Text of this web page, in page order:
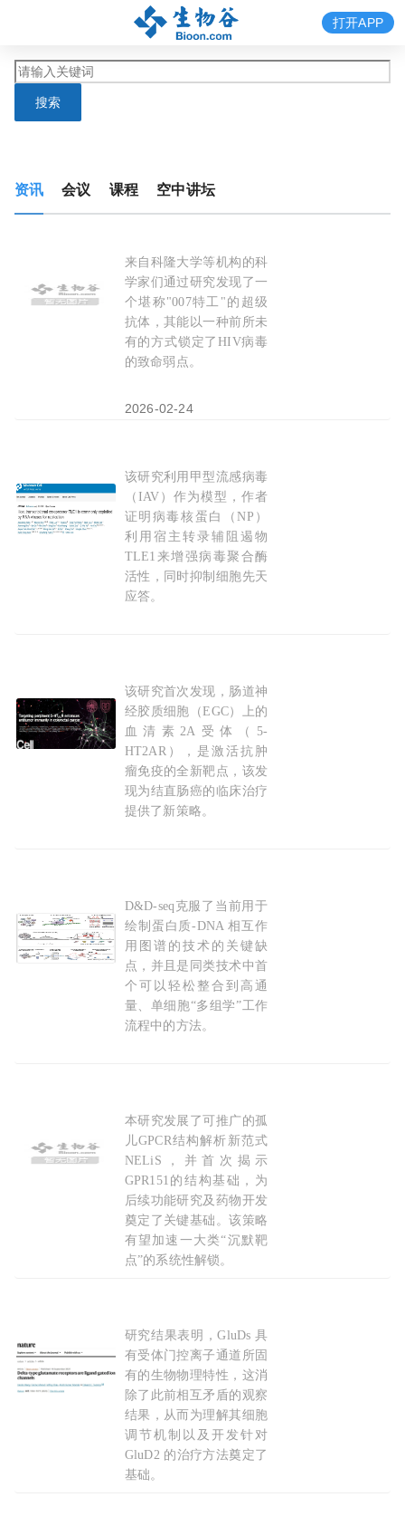
搜索
打开APP
资讯 会议 课程 空中讲坛
Nat Immunol：超级抗体不盯糖链盯
来自科隆大学等机构的科
学家们通过研究发现了一
个堪称"007特工"的超级
抗体，其能以一种前所未
有的方式锁定了HIV病毒
的致命弱点。
2026-02-24
Mol Cell：RNA病毒的“万能钥匙”，香港大学袁
该研究利用甲型流感病毒
（IAV）作为模型，作者
证明病毒核蛋白（NP）
利用宿主转录辅阻遏物
TLE1来增强病毒聚合酶
活性，同时抑制细胞先天
应答。
靶向全新受体开启抗肿瘤免疫，复旦上医团队
该研究首次发现，肠道神
经胶质细胞（EGC）上的
血清素2A受体（5-
HT2AR），是激活抗肿
瘤免疫的全新靶点，该发
现为结直肠癌的临床治疗
提供了新策略。
Cell：单细胞中精准“抓拍”转录因子与 DNA 的
D&D-seq克服了当前用于
绘制蛋白质-DNA 相互作
用图谱的技术的关键缺
点，并且是同类技术中首
个可以轻松整合到高通
量、单细胞“多组学”工作
流程中的方法。
汪胜组和丛尧组合作开发孤儿
本研究发展了可推广的孤
儿GPCR结构解析新范式
NELiS，并首次揭示
GPR151的结构基础，为
后续功能研究及药物开发
奠定了关键基础。该策略
有望加速一大类“沉默靶
点”的系统性解锁。
解决争议：曾经的‘伪受体
研究结果表明，GluDs 具
有受体门控离子通道所固
有的生物物理特性，这消
除了此前相互矛盾的观察
结果，从而为理解其细胞
调节机制以及开发针对
GluD2 的治疗方法奠定了
基础。